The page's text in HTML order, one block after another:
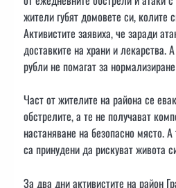
жители губят домовете си, колите
Активистите заявиха, че заради
доставките на храни и лекарства.
рубли не помагат за
Част от жителите на района се
обстрелите, а те не получават
настаняване на безопасно място.
са принудени да рискуват живота
За два дни активистите на район